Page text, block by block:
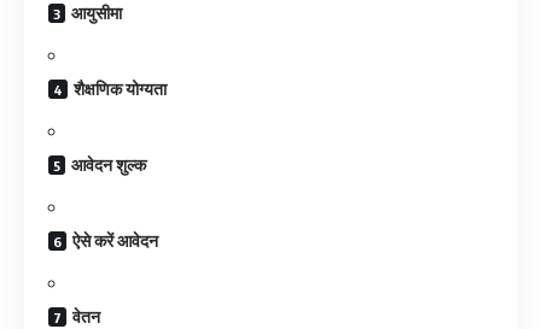
आयुसीमा
शैक्षणिक योग्यता
आवेदन शुल्क
ऐसे करें आवेदन
वेतन